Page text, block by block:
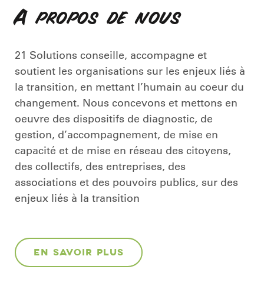
A propos de nous
21 Solutions conseille, accompagne et
soutient les organisations sur les enjeux liés à
la transition, en mettant l’humain au coeur du
changement. Nous concevons et mettons en
oeuvre des dispositifs de diagnostic, de
gestion, d’accompagnement, de mise en
capacité et de mise en réseau des citoyens,
des collectifs, des entreprises, des
associations et des pouvoirs publics, sur des
enjeux liés à la transition
EN SAVOIR PLUS